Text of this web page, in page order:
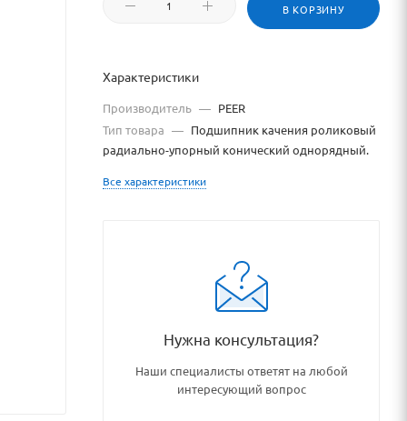
66220/
В КОРЗИНУ
Характеристики
Производитель — PEER
Тип товара — Подшипник качения роликовый
радиально-упорный конический однорядный.
Все характеристики
Нужна консультация?
Наши специалисты ответят на любой
интересующий вопрос